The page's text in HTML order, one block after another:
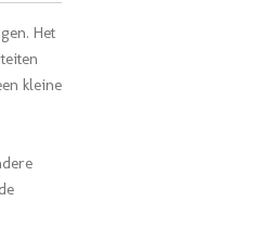
Het
kleine